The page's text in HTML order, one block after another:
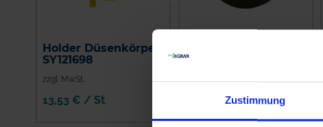
Zustimmung
Holder Düsenkörper
SY121698
zzgl. MwSt.
13,53 € / St
SY025419
4,70 € / St